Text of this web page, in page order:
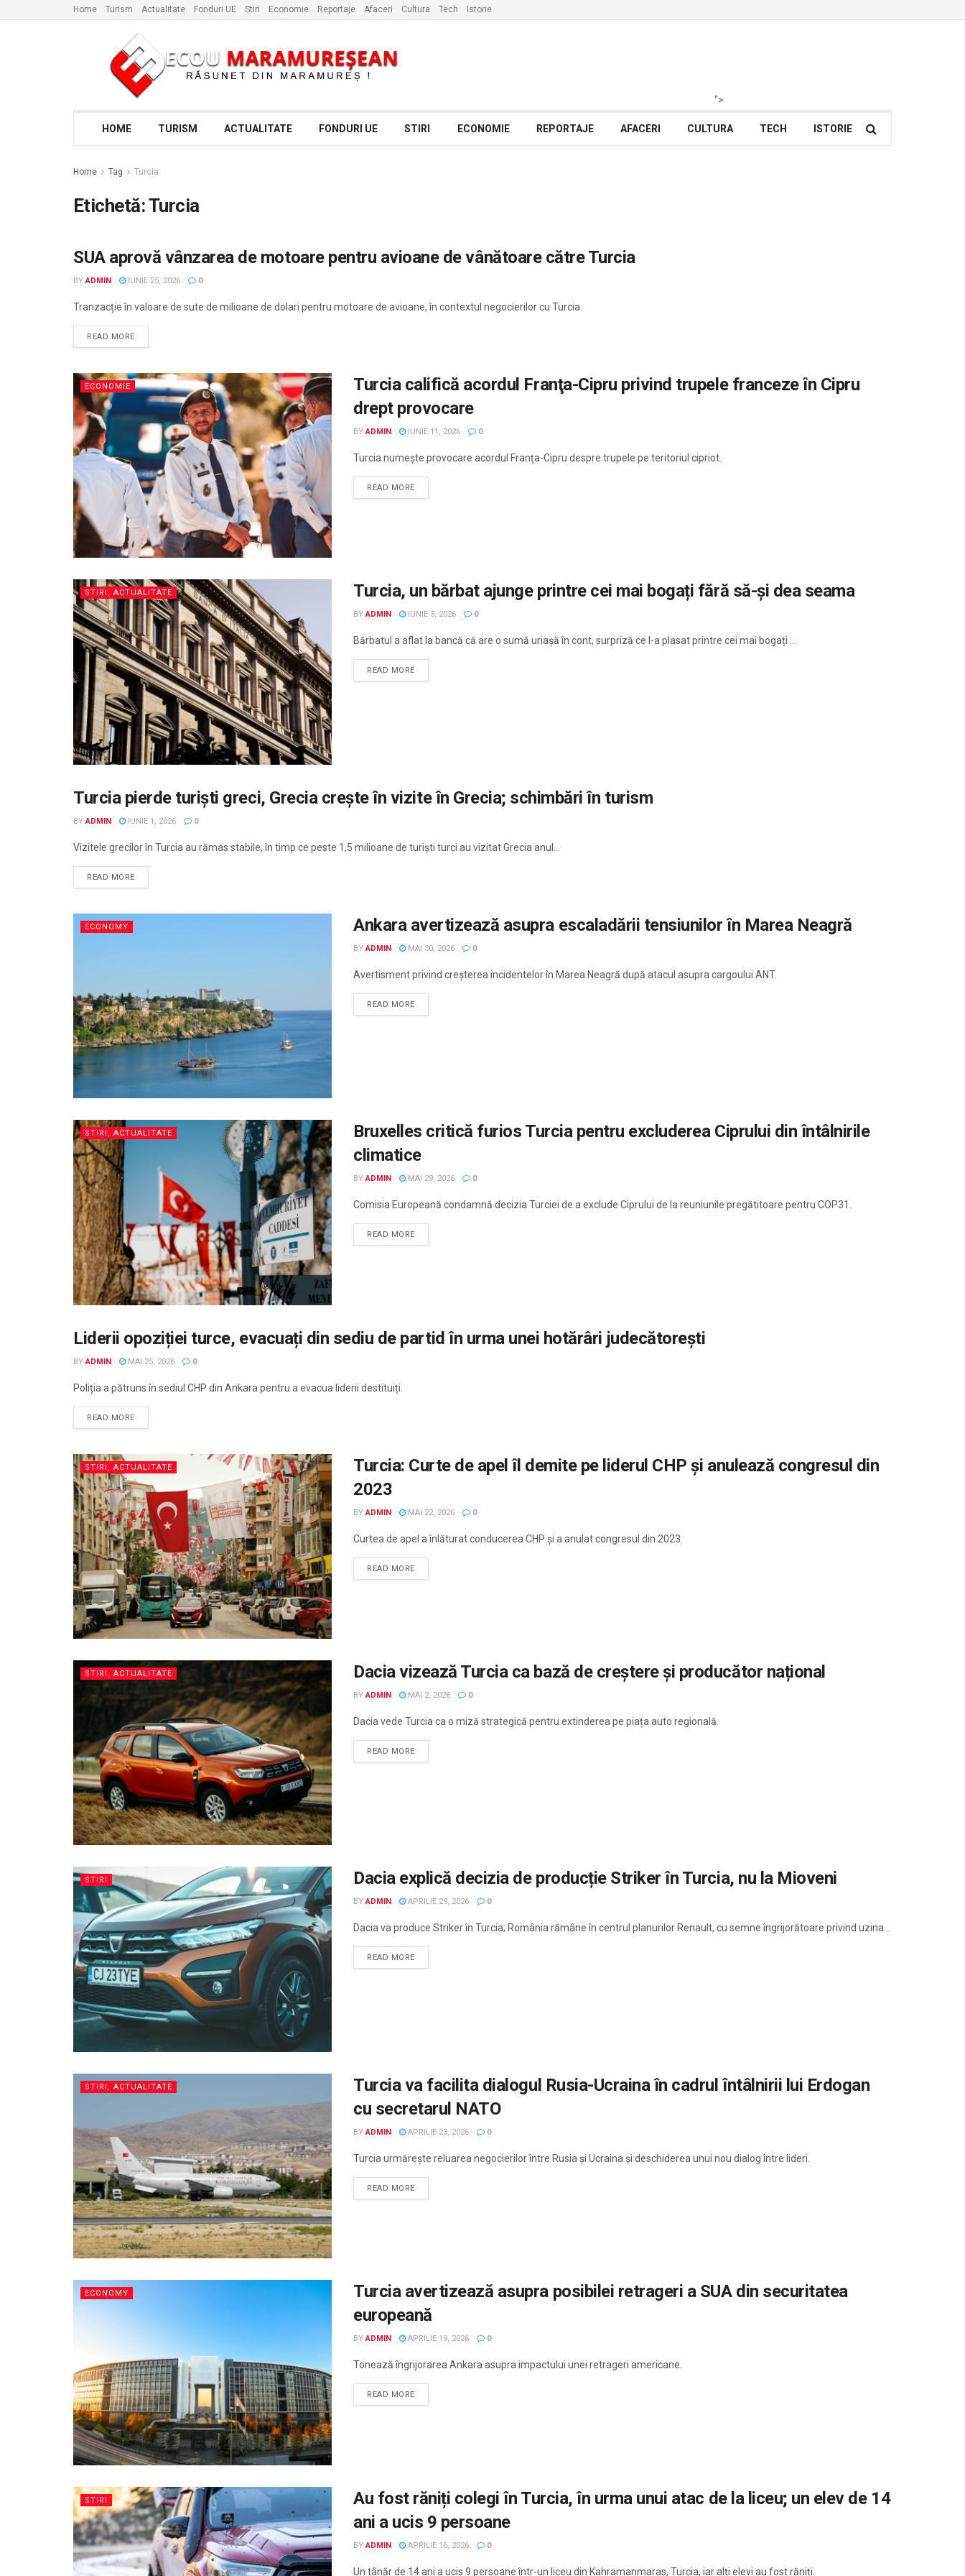
Home Turism Actualitate Fonduri UE Stiri Economie Reportaje Afaceri Cultura Tech Istorie
">
HOME TURISM ACTUALITATE FONDURI UE STIRI ECONOMIE REPORTAJE AFACERI CULTURA TECH ISTORIE
Home Tag Turcia
Etichetă:Turcia
STIRI, ACTUALITATE
SUA aprovă vânzarea de motoare pentru avioane de vânătoare către Turcia
BY ADMIN IUNIE 25, 2026 0
Tranzacție în valoare de sute de milioane de dolari pentru motoare de avioane, în contextul negocierilor cu Turcia.
READ MORE
ECONOMIE
Turcia califică acordul Franţa-Cipru privind trupele franceze în Cipru
drept provocare
BY ADMIN IUNIE 11, 2026 0
Turcia numește provocare acordul Franța-Cipru despre trupele pe teritoriul cipriot.
READ MORE
STIRI, ACTUALITATE Turcia, un bărbat ajunge printre cei mai bogați fără să-și dea seama
BY ADMIN IUNIE 3, 2026 0
Bărbatul a aflat la bancă că are o sumă uriașă în cont, surpriză ce l-a plasat printre cei mai bogați ...
READ MORE
STIRI, ACTUALITATE
Turcia pierde turiști greci, Grecia crește în vizite în Grecia; schimbări în turism
BY ADMIN IUNIE 1, 2026 0
Vizitele grecilor în Turcia au rămas stabile, în timp ce peste 1,5 milioane de turiști turci au vizitat Grecia anul...
READ MORE
ECONOMY Ankara avertizează asupra escaladării tensiunilor în Marea Neagră
BY ADMIN MAI 30, 2026 0
Avertisment privind creșterea incidentelor în Marea Neagră după atacul asupra cargoului ANT.
READ MORE
STIRI, ACTUALITATE
Bruxelles critică furios Turcia pentru excluderea Ciprului din întâlnirile
climatice
BY ADMIN MAI 29, 2026 0
Comisia Europeană condamnă decizia Turciei de a exclude Ciprului de la reuniunile pregătitoare pentru COP31.
READ MORE
STIRI, ACTUALITATE
Liderii opoziției turce, evacuați din sediu de partid în urma unei hotărâri judecătorești
BY ADMIN MAI 25, 2026 0
Poliția a pătruns în sediul CHP din Ankara pentru a evacua liderii destituiți.
READ MORE
STIRI, ACTUALITATE
Turcia: Curte de apel îl demite pe liderul CHP și anulează congresul din
2023
BY ADMIN MAI 22, 2026 0
Curtea de apel a înlăturat conducerea CHP și a anulat congresul din 2023.
READ MORE
STIRI, ACTUALITATE Dacia vizează Turcia ca bază de creștere și producător național
BY ADMIN MAI 2, 2026 0
Dacia vede Turcia ca o miză strategică pentru extinderea pe piața auto regională.
READ MORE
STIRI Dacia explică decizia de producție Striker în Turcia, nu la Mioveni
BY ADMIN APRILIE 29, 2026 0
Dacia va produce Striker în Turcia; România rămâne în centrul planurilor Renault, cu semne îngrijorătoare privind uzina...
READ MORE
STIRI, ACTUALITATE
Turcia va facilita dialogul Rusia-Ucraina în cadrul întâlnirii lui Erdogan
cu secretarul NATO
BY ADMIN APRILIE 23, 2026 0
Turcia urmărește reluarea negocierilor între Rusia și Ucraina și deschiderea unui nou dialog între lideri.
READ MORE
ECONOMY
Turcia avertizează asupra posibilei retrageri a SUA din securitatea
europeană
BY ADMIN APRILIE 19, 2026 0
Tonează îngrijorarea Ankara asupra impactului unei retrageri americane.
READ MORE
STIRI
Au fost răniți colegi în Turcia, în urma unui atac de la liceu; un elev de 14
ani a ucis 9 persoane
BY ADMIN APRILIE 16, 2026 0
Un tânăr de 14 ani a ucis 9 persoane într-un liceu din Kahramanmaras, Turcia, iar alți elevi au fost răniți.